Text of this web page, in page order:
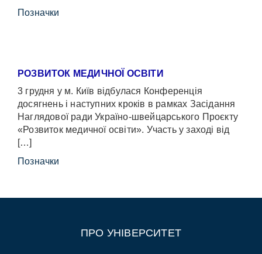
Позначки
РОЗВИТОК МЕДИЧНОЇ ОСВІТИ
3 грудня у м. Київ відбулася Конференція
досягнень і наступних кроків в рамках Засідання
Наглядової ради Україно-швейцарського Проєкту
«Розвиток медичної освіти». Участь у заході від
[…]
Позначки
ПРО УНІВЕРСИТЕТ